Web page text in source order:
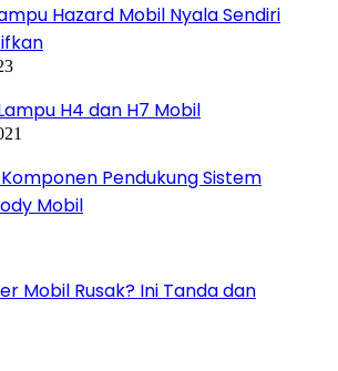
Hazard Mobil Nyala Sendiri
H4 dan H7 Mobil
Pendukung Sistem
Mobil
Mobil Rusak? Ini Tanda dan